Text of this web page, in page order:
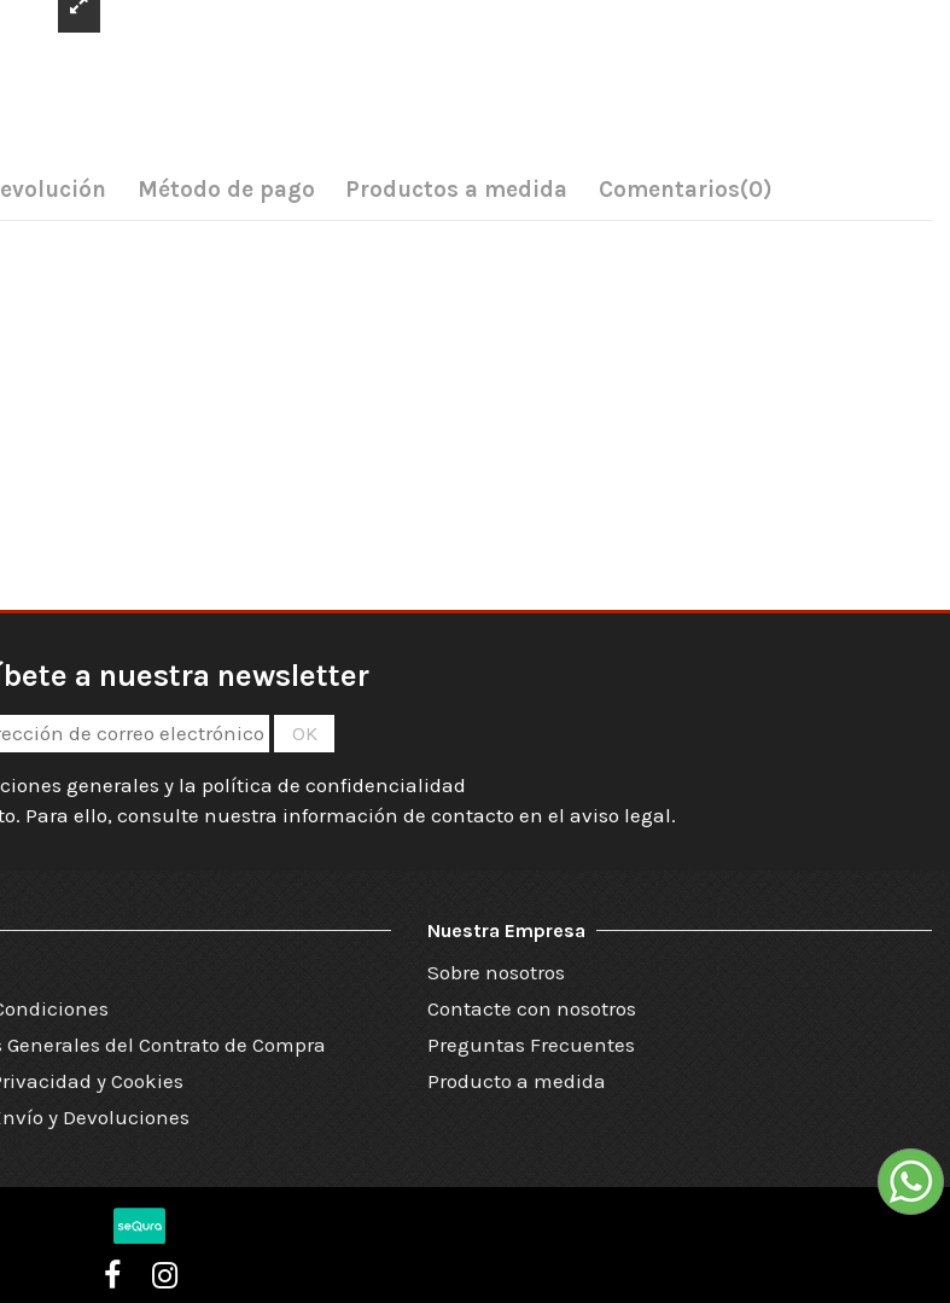
Método de pago Productos a medida Comentarios(0)
a nuestra newsletter
generales y la política de confidencialidad
Para ello, consulte nuestra información de contacto en el aviso legal.
del Contrato de Compra
y Cookies
y Devoluciones
Nuestra Empresa
Sobre nosotros
Contacte con nosotros
Preguntas Frecuentes
Producto a medida